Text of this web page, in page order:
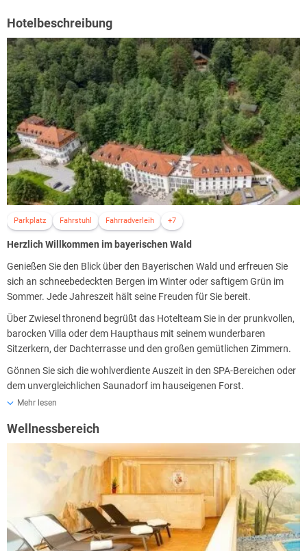
Hotelbeschreibung
Parkplatz Fahrstuhl Fahrradverleih +7
Herzlich Willkommen im bayerischen Wald
Genießen Sie den Blick über den Bayerischen Wald und erfreuen Sie
sich an schneebedeckten Bergen im Winter oder saftigem Grün im
Sommer. Jede Jahreszeit hält seine Freuden für Sie bereit.
Über Zwiesel thronend begrüßt das Hotelteam Sie in der prunkvollen,
barocken Villa oder dem Haupthaus mit seinem wunderbaren
Sitzerkern, der Dachterrasse und den großen gemütlichen Zimmern.
Gönnen Sie sich die wohlverdiente Auszeit in den SPA-Bereichen oder
dem unvergleichlichen Saunadorf im hauseigenen Forst.
Kulinarisch wird Ihnen eine moderne, deutsche Küche auf höchstem
Niveau geboten. Mit der Genießer-Pension werden Sie jeden Tag mit
Kommen Sie auch sportlich voll auf Ihre Kosten. Das Robenstein
Hotel & SPA ist mit seiner einzigartigen Lage der perfekte
Ausgangspunkt für ausgedehnte Wanderungen, herausfordernde
Mountainbike-Touren, fantastische Langlauf-Erlebnisse und
unvergesslichen Ski-Spaß. Der Naturpark Bayerische Wald bietet
unzählige Streckenkilometer, die erkundet werden wollen.
Mehr lesen
Wellnessbereich